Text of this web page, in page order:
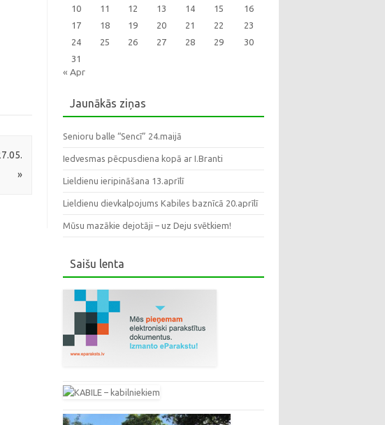
»
10
11 12 13 14 15
16
17
18 19 20 21 22
23
24
25 26 27 28 29
30
31
« Apr
Jaunākās ziņas
Senioru balle “Sencī” 24.maijā
Iedvesmas pēcpusdiena kopā ar I.Branti
Lieldienu ieripināšana 13.aprīlī
Lieldienu dievkalpojums Kabiles baznīcā 20.aprīlī
Mūsu mazākie dejotāji – uz Deju svētkiem!
Saišu lenta